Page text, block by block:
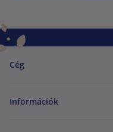
Cég
Információk